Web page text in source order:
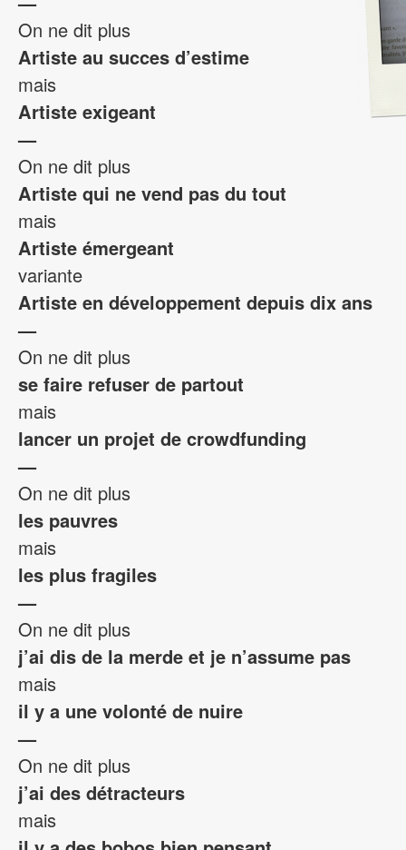
On ne dit plus
Artiste au succes d’estime
mais
Artiste exigeant
—
On ne dit plus
Artiste qui ne vend pas du tout
mais
Artiste émergeant
variante
Artiste en développement depuis dix ans
—
On ne dit plus
se faire refuser de partout
mais
lancer un projet de crowdfunding
—
On ne dit plus
les pauvres
mais
les plus fragiles
—
On ne dit plus
j’ai dis de la merde et je n’assume pas
mais
il y a une volonté de nuire
—
On ne dit plus
j’ai des détracteurs
mais